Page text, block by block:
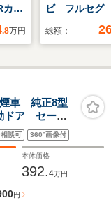
メ
.8万円
ビ フルセグ
メラ パド
総額：
車 純正8型
ドア セーフ
ークルーズ
ン オートホ
談可 360°画像付
本体価格
392.4万円
円